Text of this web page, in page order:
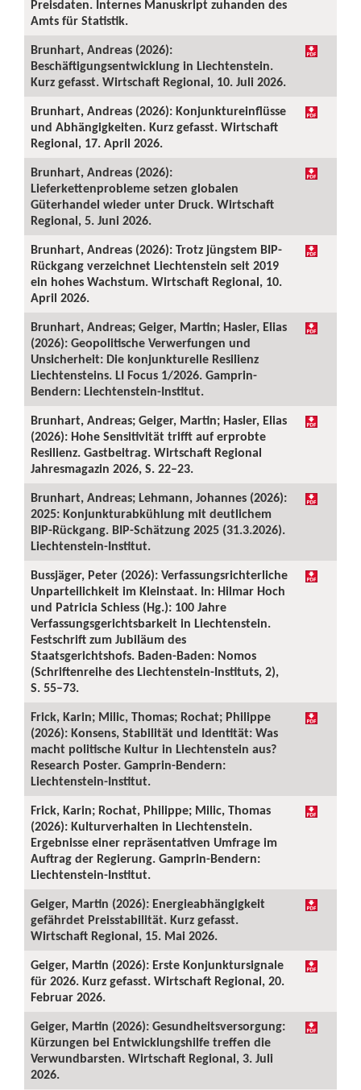
Preisdaten. Internes Manuskript zuhanden des
Amts für Statistik.
Brunhart, Andreas (2026):
Beschäftigungsentwicklung in Liechtenstein.
Kurz gefasst. Wirtschaft Regional, 10. Juli 2026.
Brunhart, Andreas (2026): Konjunktureinflüsse
und Abhängigkeiten. Kurz gefasst. Wirtschaft
Regional, 17. April 2026.
Brunhart, Andreas (2026):
Lieferkettenprobleme setzen globalen
Güterhandel wieder unter Druck. Wirtschaft
Regional, 5. Juni 2026.
Brunhart, Andreas (2026): Trotz jüngstem BIP-
Rückgang verzeichnet Liechtenstein seit 2019
ein hohes Wachstum. Wirtschaft Regional, 10.
April 2026.
Brunhart, Andreas; Geiger, Martin; Hasler, Elias
(2026): Geopolitische Verwerfungen und
Unsicherheit: Die konjunkturelle Resilienz
Liechtensteins. LI Focus 1/2026. Gamprin-
Bendern: Liechtenstein-Institut.
Brunhart, Andreas; Geiger, Martin; Hasler, Elias
(2026): Hohe Sensitivität trifft auf erprobte
Resilienz. Gastbeitrag. Wirtschaft Regional
Jahresmagazin 2026, S. 22–23.
Brunhart, Andreas; Lehmann, Johannes (2026):
2025: Konjunkturabkühlung mit deutlichem
BIP-Rückgang. BIP-Schätzung 2025 (31.3.2026).
Liechtenstein-Institut.
Bussjäger, Peter (2026): Verfassungsrichterliche
Unparteilichkeit im Kleinstaat. In: Hilmar Hoch
und Patricia Schiess (Hg.): 100 Jahre
Verfassungsgerichtsbarkeit in Liechtenstein.
Festschrift zum Jubiläum des
Staatsgerichtshofs. Baden-Baden: Nomos
(Schriftenreihe des Liechtenstein-Instituts, 2),
S. 55–73.
Frick, Karin; Milic, Thomas; Rochat; Philippe
(2026): Konsens, Stabilität und Identität: Was
macht politische Kultur in Liechtenstein aus?
Research Poster. Gamprin-Bendern:
Liechtenstein-Institut.
Frick, Karin; Rochat, Philippe; Milic, Thomas
(2026): Kulturverhalten in Liechtenstein.
Ergebnisse einer repräsentativen Umfrage im
Auftrag der Regierung. Gamprin-Bendern:
Liechtenstein-Institut.
Geiger, Martin (2026): Energieabhängigkeit
gefährdet Preisstabilität. Kurz gefasst.
Wirtschaft Regional, 15. Mai 2026.
Geiger, Martin (2026): Erste Konjunktursignale
für 2026. Kurz gefasst. Wirtschaft Regional, 20.
Februar 2026.
Geiger, Martin (2026): Gesundheitsversorgung:
Kürzungen bei Entwicklungshilfe treffen die
Verwundbarsten. Wirtschaft Regional, 3. Juli
2026.